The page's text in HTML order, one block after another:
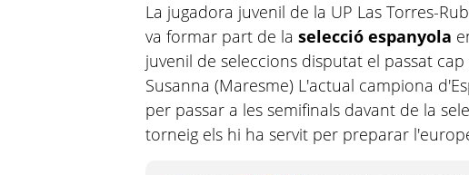
La jugadora juvenil de la UP Las Torres-
va formar part de laselecció espanyola
juvenil de seleccions disputat el passat
Susanna (Maresme) L'actual campiona
per passar a les semifinals davant de la
torneig els hi ha servit per preparar